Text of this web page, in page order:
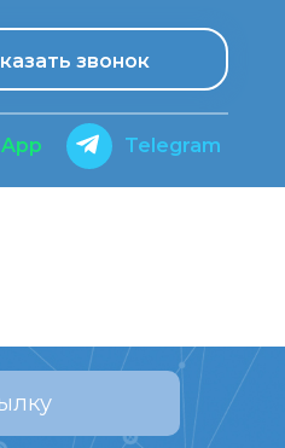
звонок
Telegram